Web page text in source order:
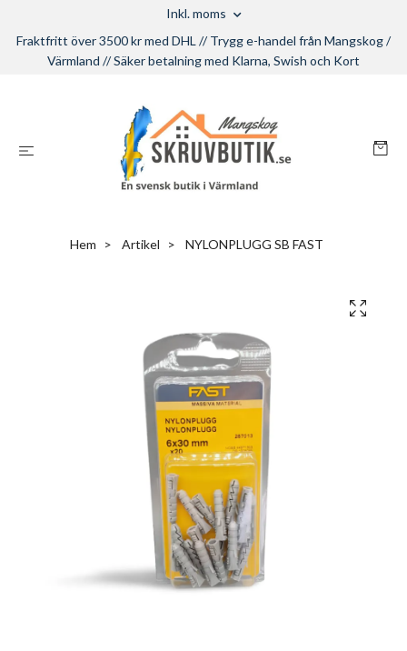
Inkl. moms
Fraktfritt över 3500 kr med DHL // Trygg e-handel från Mangskog /
Värmland // Säker betalning med Klarna, Swish och Kort
Hem Artikel NYLONPLUGG SB FAST